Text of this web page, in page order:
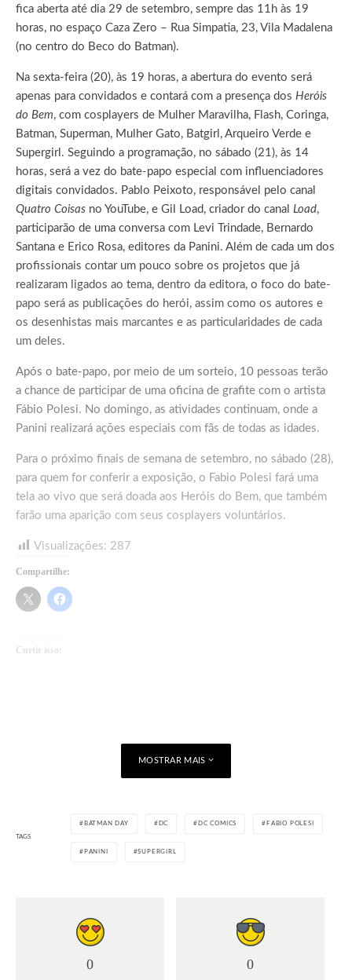
fica aberta até dia 29 de setembro, sempre das 11h às 19
horas, no espaço Caza Zero – Rua Simpatia, 23, Vila Madalena
(no centro do Beco do Batman).
Na sexta-feira (20), às 19 horas, a abertura do evento será
apenas para convidados e contará com a presença dos Heróis
do Bem, com cosplayers de Mulher Maravilha, Flash, Coringa,
Batman, Superman, Mulher Gato, Batgirl, Arqueiro Verde e
Supergirl. Seguindo a programação, no sábado (21), às 14
horas, será a vez do bate-papo especial com influenciadores
digitais convidados. Pablo Peixoto, responsável pelo canal
Quatro Coisas no YouTube, e Gil Load, criador do canal Load,
participarão de uma conversa com Levi Trindade, Bernardo
Santana e Erico Rosa, editores da Panini. Além de cada um dos
profissionais contar um pouco sobre os projetos que já
realizaram ligados ao tema, dentro da editora, o foco do bate-
papo será as publicações do herói, assim como os autores e
os desenhistas mais marcantes e as particularidades de cada
um deles.
Após o bate-papo, por meio de um sorteio, 10 pessoas terão
a chance de participar de uma oficina de grafite com o artista
Fábio Polesi. No domingo, as atividades continuam, onde a
Panini realizará ações especiais com fãs de todas as idades.
Para o próximo finais de semana de setembro, no sábado (28),
para quem for conferir a exposição, o Fabio Polesi fará uma
tela ao vivo que será doada aos Heróis do Bem, que também
farão uma aparição com seus cosplayers voluntários.
Visualizações: 287
Compartilhe:
Curtir isso:
MOSTRAR MAIS
TAGS
BATMAN DAY DC DC COMICS FABIO POLESI
PANINI SUPERGIRL
0 0